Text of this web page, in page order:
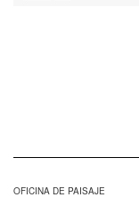
OFICINA DE PAISAJE